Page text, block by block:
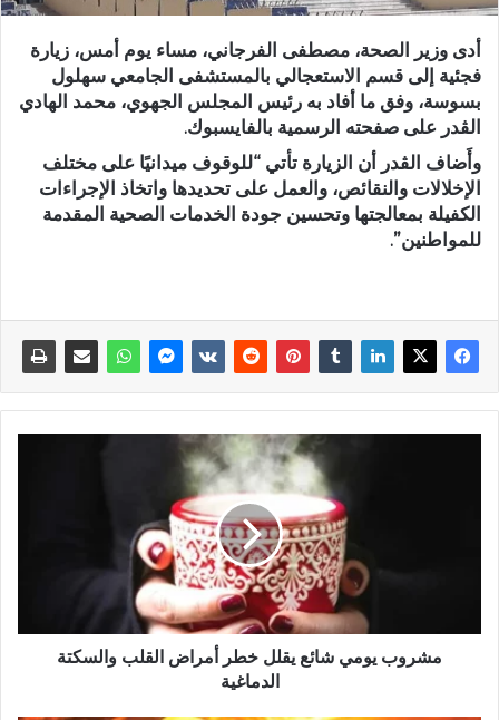
أدى وزير الصحة، مصطفى الفرجاني، مساء يوم أمس، زيارة
فجئية إلى قسم الاستعجالي بالمستشفى الجامعي سهلول
بسوسة، وفق ما أفاد به رئيس المجلس الجهوي، محمد الهادي
الڨدر على صفحته الرسمية بالفايسبوك.
وأَضاف الڨدر أن الزيارة تأتي “للوقوف ميدانيًا على مختلف
الإخلالات والنقائص، والعمل على تحديدها واتخاذ الإجراءات
الكفيلة بمعالجتها وتحسين جودة الخدمات الصحية المقدمة
للمواطنين”.
مشروب يومي شائع يقلل خطر أمراض القلب والسكتة
الدماغية